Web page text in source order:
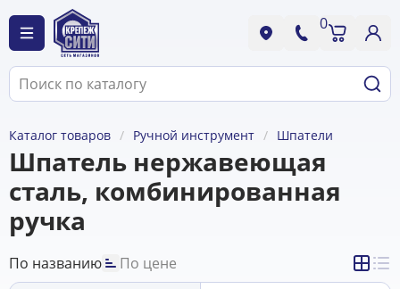
0
Каталог товаров Ручной инструмент Шпатели
Шпатель нержавеющая
сталь, комбинированная
ручка
По названию
По цене